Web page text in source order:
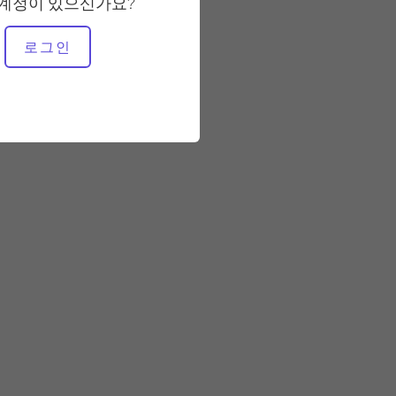
로그인
필요한 장비
전체 스튜디오